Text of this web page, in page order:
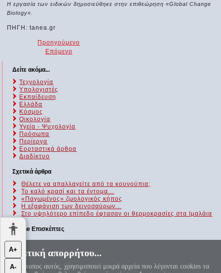
Η εργασία των ειδικών δημοσιεύθηκε στην επιθεώρηση «Global Change
Biology».
ΠΗΓΗ: tanea.gr
Προηγούμενο
Επόμενο
Δείτε ακόμα...
Τεχνολογία
Υπολογιστές
Εκπαίδευση
Ελλάδα
Κόσμος
Οικολογία
Υγεία - Ψυχολογία
Πρόσωπα
Περίεργα
Εορταστικά άρθρα
Διαδίκτυο
Σχετικά άρθρα
Θέλετε να απαλλαγείτε από τα κουνούπια;
Το καλό κρασί και τα έντομα...
«Παγωμένος» ζωολογικός κήπος
Η εξαφάνιση των δεινοσαύρων...
Στο υψηλότερο επίπεδο έφτασαν οι θερμοκρασίες στα Ιμαλάια
Online Επισκέπτες
Αυτήν τη στιγμή επισκέπτονται τον ιστότοπό μας 38 guests και
κανένα μέλος
«Αεί ο Θεός ο Μέγας γεωμετρεί, το κύκλου μήκος ίνα
Πολιτική απορρήτου...
Ο ιστότοπος αυτός, χρησιμοποιεί μικρά αρχεία που λέγονται cookies τα
Α+
Α-